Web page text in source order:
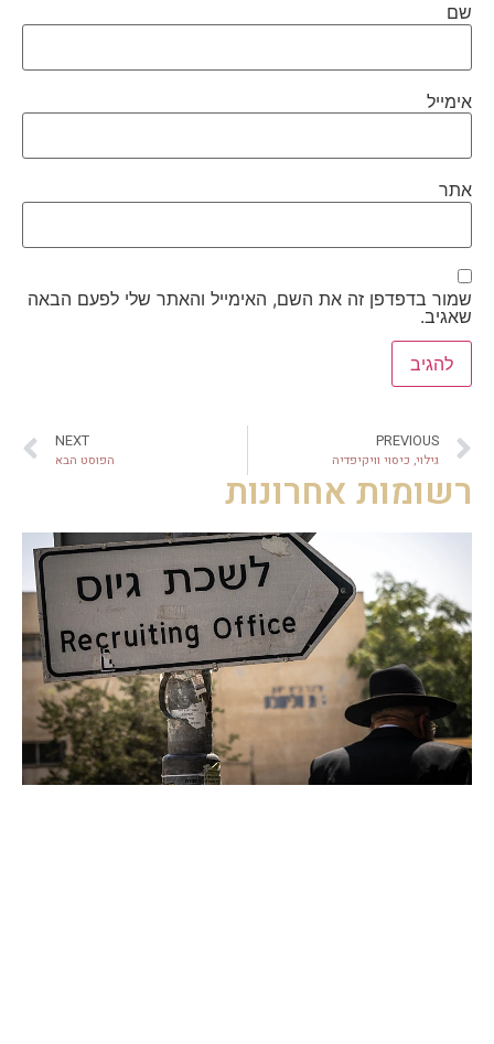
שם
אימייל
אתר
שמור בדפדפן זה את השם, האימייל והאתר שלי לפעם הבאה
שאגיב.
PREVIOUS
גילוי, כיסוי וויקיפדיה
NEXT
הפוסט הבא
רשומות אחרונות